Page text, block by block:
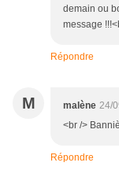
demain ou
message
Répondre
M malène 24/
<br />
Répondre